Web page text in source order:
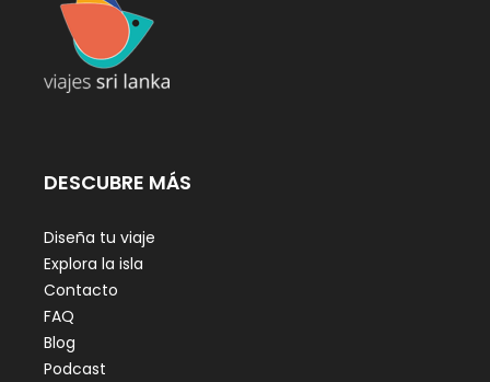
DESCUBRE MÁS
Diseña tu viaje
Explora la isla
Contacto
FAQ
Blog
Podcast